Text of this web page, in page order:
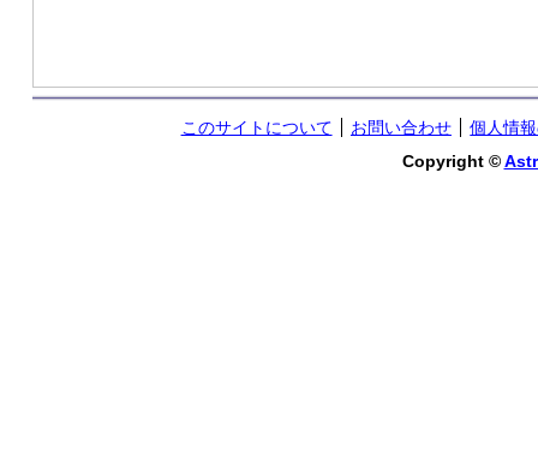
このサイトについて お問い合わせ
個人情
Copyright ©